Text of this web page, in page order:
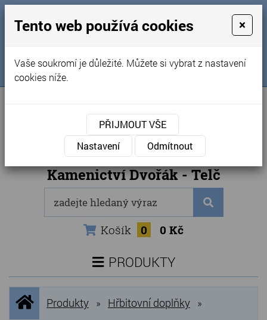
Obchodní podmínky
Kontakty
Naše kamenictví
Sledujte nás na FB
Internetový obchod
Kamenictví Dvořák - Telč
Košík 0 0 Kč
PRODUKTY
NOVINKY
NEJPRODÁVANĚJŠÍ
Úvodní
stránka
Produkty » Hřbitovní doplňky »
Tento web používá cookies ×
Vaše soukromí je důležité. Můžete si vybrat z nastavení
cookies níže.
PŘIJMOUT VŠE
Nastavení
Odmítnout